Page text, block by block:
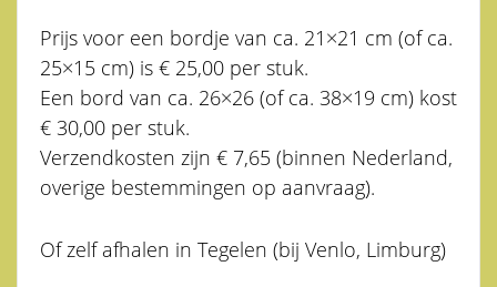
Prijs voor een bordje van ca. 21×21 cm (of ca.
25×15 cm) is € 25,00 per stuk.
Een bord van ca. 26×26 (of ca. 38×19 cm) kost
€ 30,00 per stuk.
Verzendkosten zijn € 7,65 (binnen Nederland,
overige bestemmingen op aanvraag).
Of zelf afhalen in Tegelen (bij Venlo, Limburg)